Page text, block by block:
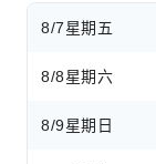
8/7星期五
8/8星期六
8/9星期日